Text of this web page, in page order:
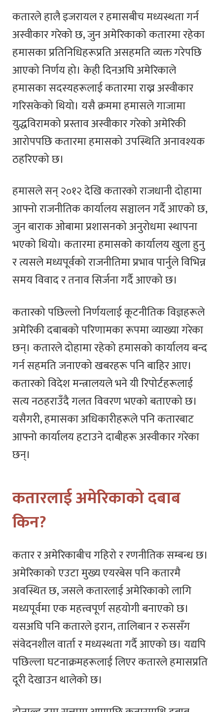
कतारले हालै इजरायल र हमासबीच मध्यस्थता गर्न
अस्वीकार गरेको छ, जुन अमेरिकाको कतारमा रहेका
हमासका प्रतिनिधिहरूप्रति असहमति व्यक्त गरेपछि
आएको निर्णय हो। केही दिनअघि अमेरिकाले
हमासका सदस्यहरूलाई कतारमा राख्न अस्वीकार
गरिसकेको थियो। यसै क्रममा हमासले गाजामा
युद्धविरामको प्रस्ताव अस्वीकार गरेको अमेरिकी
आरोपपछि कतारमा हमासको उपस्थिति अनावश्यक
ठहरिएको छ।
हमासले सन् २०१२ देखि कतारको राजधानी दोहामा
आफ्नो राजनीतिक कार्यालय सञ्चालन गर्दै आएको छ,
जुन बाराक ओबामा प्रशासनको अनुरोधमा स्थापना
भएको थियो। कतारमा हमासको कार्यालय खुला हुनु
र त्यसले मध्यपूर्वको राजनीतिमा प्रभाव पार्नुले विभिन्न
समय विवाद र तनाव सिर्जना गर्दै आएको छ।
कतारको पछिल्लो निर्णयलाई कूटनीतिक विज्ञहरूले
अमेरिकी दबाबको परिणामका रूपमा व्याख्या गरेका
छन्। कतारले दोहामा रहेको हमासको कार्यालय बन्द
गर्न सहमति जनाएको खबरहरू पनि बाहिर आए।
कतारको विदेश मन्त्रालयले भने यी रिपोर्टहरूलाई
सत्य नठहराउँदै गलत विवरण भएको बताएको छ।
यसैगरी, हमासका अधिकारीहरूले पनि कतारबाट
आफ्नो कार्यालय हटाउने दाबीहरू अस्वीकार गरेका
छन्।
कतारलाई अमेरिकाको दबाब
किन?
कतार र अमेरिकाबीच गहिरो र रणनीतिक सम्बन्ध छ।
अमेरिकाको एउटा मुख्य एयरबेस पनि कतारमै
अवस्थित छ, जसले कतारलाई अमेरिकाको लागि
मध्यपूर्वमा एक महत्त्वपूर्ण सहयोगी बनाएको छ।
यसअघि पनि कतारले इरान, तालिबान र रुससँग
संवेदनशील वार्ता र मध्यस्थता गर्दै आएको छ। यद्यपि
पछिल्ला घटनाक्रमहरूलाई लिएर कतारले हमासप्रति
दूरी देखाउन थालेको छ।